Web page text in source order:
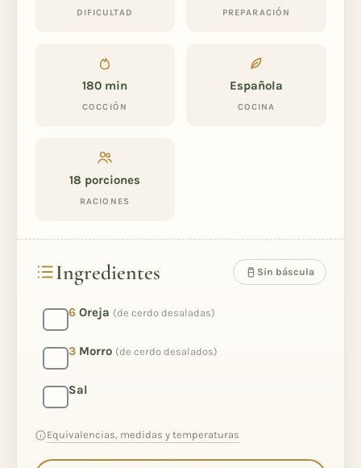
DIFICULTAD PREPARACIÓN
180 min
COCCIÓN
Española
COCINA
18 porciones
RACIONES
Ingredientes Sin báscula
6 Oreja (de cerdo desaladas)
3 Morro (de cerdo desalados)
Sal
Equivalencias, medidas y temperaturas